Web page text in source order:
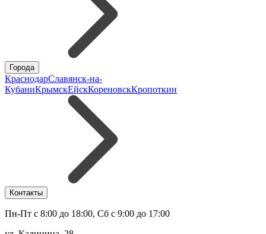
Города
КраснодарСлавянск-на-
КубаниКрымскЕйскКореновскКропоткин
Контакты
Пн-Пт с 8:00 до 18:00, Сб с 9:00 до 17:00